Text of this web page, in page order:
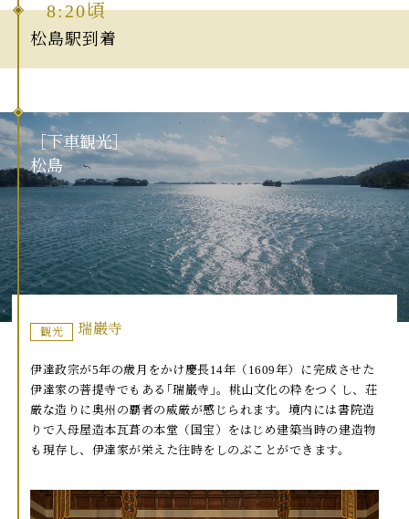
8:20頃
松島駅到着
［下車観光］
松島
観光 瑞巌寺
伊達政宗が5年の歳月をかけ慶長14年（1609年）に完成させた
伊達家の菩提寺でもある｢瑞巌寺｣。桃山文化の粋をつくし、荘
厳な造りに奥州の覇者の威厳が感じられます。境内には書院造
りで入母屋造本瓦葺の本堂（国宝）をはじめ建築当時の建造物
も現存し、伊達家が栄えた往時をしのぶことができます。